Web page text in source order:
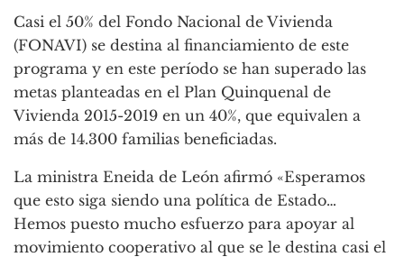
Casi el 50% del Fondo Nacional de Vivienda
(FONAVI) se destina al financiamiento de este
programa y en este período se han superado las
metas planteadas en el Plan Quinquenal de
Vivienda 2015-2019 en un 40%, que equivalen a
más de 14.300 familias beneficiadas.
La ministra Eneida de León afirmó «Esperamos
que esto siga siendo una política de Estado…
Hemos puesto mucho esfuerzo para apoyar al
movimiento cooperativo al que se le destina casi el